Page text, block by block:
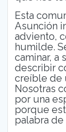
Esta
Asunción
adviento,
humilde.
caminar, a
describir
creíble de
Nosotras
por una
porque
palabra de